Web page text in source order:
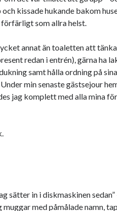
kissade hukande bakom
som allra helst.
annat än toaletten att
redan i entrén), gärna ha
samt hålla ordning på
min senaste gästsejour
jag komplett med alla mina
sätter in i diskmaskinen
muggar med påmålade namn,